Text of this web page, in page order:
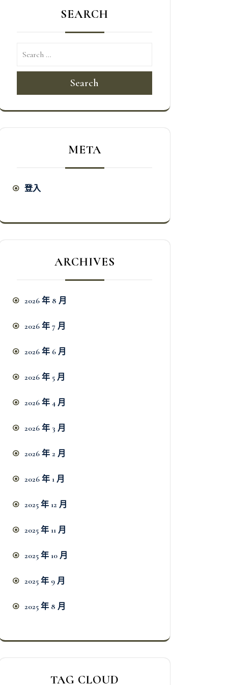
SEARCH
Search
META
登入
ARCHIVES
2026 年 8 月
2026 年 7 月
2026 年 6 月
2026 年 5 月
2026 年 4 月
2026 年 3 月
2026 年 2 月
2026 年 1 月
2025 年 12 月
2025 年 11 月
2025 年 10 月
2025 年 9 月
2025 年 8 月
TAG CLOUD